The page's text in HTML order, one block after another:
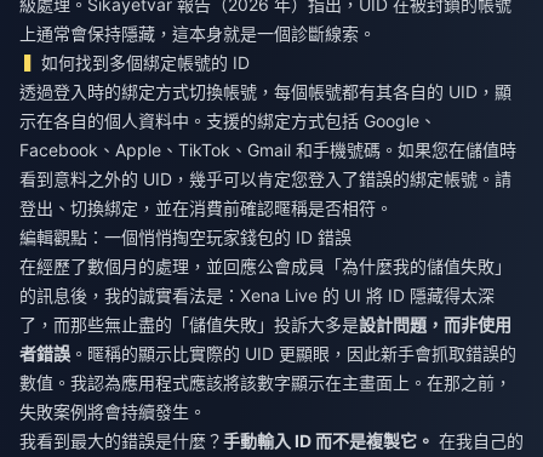
上通常會保持隱藏，這本身就是一個診斷線索。
如何找到多個綁定帳號的 ID
透過登入時的綁定方式切換帳號，每個帳號都有其各自的 UID，顯
示在各自的個人資料中。支援的綁定方式包括 Google、
Facebook、Apple、TikTok、Gmail 和手機號碼。如果您在儲值時
看到意料之外的 UID，幾乎可以肯定您登入了錯誤的綁定帳號。請
登出、切換綁定，並在消費前確認暱稱是否相符。
編輯觀點：一個悄悄掏空玩家錢包的 ID 錯誤
在經歷了數個月的處理，並回應公會成員「為什麼我的儲值失敗」
的訊息後，我的誠實看法是：Xena Live 的 UI 將 ID 隱藏得太深
了，而那些無止盡的「儲值失敗」投訴大多是設計問題，而非使用
者錯誤 。暱稱的顯示比實際的 UID 更顯眼，因此新手會抓取錯誤的
數值。我認為應用程式應該將該數字顯示在主畫面上。在那之前，
失敗案例將會持續發生。
我看到最大的錯誤是什麼？手動輸入 ID 而不是複製它。 在我自己的